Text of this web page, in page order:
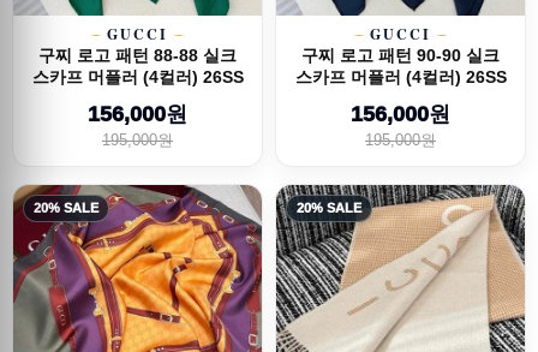
GUCCI
구찌 로고 패턴 88-88 실크
스카프 머플러 (4컬러) 26SS
156,000원
195,000원
GUCCI
구찌 로고 패턴 90-90 실크
스카프 머플러 (4컬러) 26SS
156,000원
195,000원
20% SALE 20% SALE